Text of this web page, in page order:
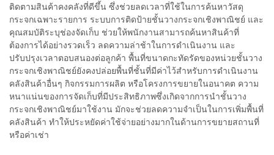
ติดตามสินค้าคงคลังที่ดีขึ้น ซึ่งช่วยลดเวลาที่ใช้ในการค้นหาวัสดุ
กระจกเฉพาะรายการ ระบบการติดป้ายชั้นวางกระจกเชิงพาณิชย์ และ
คุณสมบัติระบุช่องจัดเก็บ ช่วยให้พนักงานสามารถค้นหาสินค้าที่
ต้องการได้อย่างรวดเร็ว ลดความล่าช้าในการดำเนินงาน และ
ปรับปรุงเวลาตอบสนองต่อลูกค้า พื้นที่ขนาดกะทัดรัดของหน่วยชั้นวาง
กระจกเชิงพาณิชย์ยังคงปล่อยพื้นที่ชั้นที่มีค่าไว้สำหรับการดำเนินงาน
คลังสินค้าอื่นๆ กิจกรรมการผลิต หรือโครงการขยายในอนาคต ความ
หนาแน่นของการจัดเก็บที่มีประสิทธิภาพซึ่งเกิดจากการนำชั้นวาง
กระจกเชิงพาณิชย์มาใช้งาน มักจะช่วยลดความจำเป็นในการเพิ่มพื้นที่
คลังสินค้า ทำให้ประหยัดค่าใช้จ่ายอย่างมากในด้านการขยายสถานที่
หรือค่าเช่า